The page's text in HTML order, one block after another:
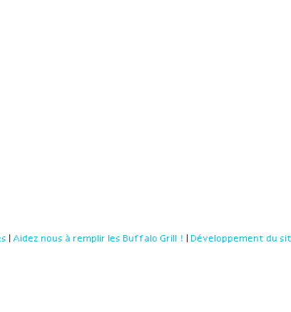
Aidez nous à remplir les Buffalo Grill ! Développement du